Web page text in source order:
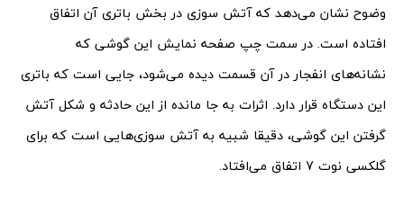
وضوح نشان می‌دهد که آتش سوزی در بخش باتری آن اتفاق
افتاده است. در سمت چپ صفحه نمایش این گوشی که
نشانه‌های انفجار در آن قسمت دیده می‌شود، جایی است که باتری
این دستگاه قرار دارد. اثرات به جا مانده از این حادثه و شکل آتش
گرفتن این گوشی، دقیقا شبیه به آتش سوزی‌هایی است که برای
گلکسی نوت 7 اتفاق می‌افتاد.